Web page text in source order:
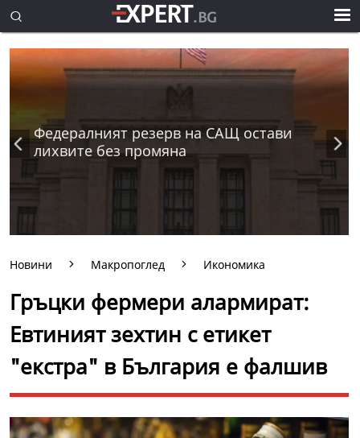
Федералният резерв на САЩ остави
лихвите без промяна
Новини Макропоглед Икономика
Гръцки фермери алармират:
Евтиният зехтин с етикет
"екстра" в България е фалшив